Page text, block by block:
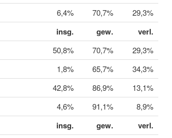
6,4% 70,7% 29,3%
insg. gew. verl.
50,8% 70,7%
29,3%
1,8% 65,7%
34,3%
42,8% 86,9%
13,1%
4,6% 91,1% 8,9%
insg. gew. verl.